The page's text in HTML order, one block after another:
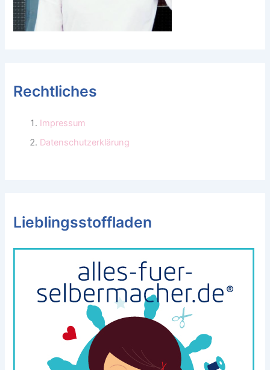
Rechtliches
Impressum
Datenschutzerklärung
Lieblingsstoffladen